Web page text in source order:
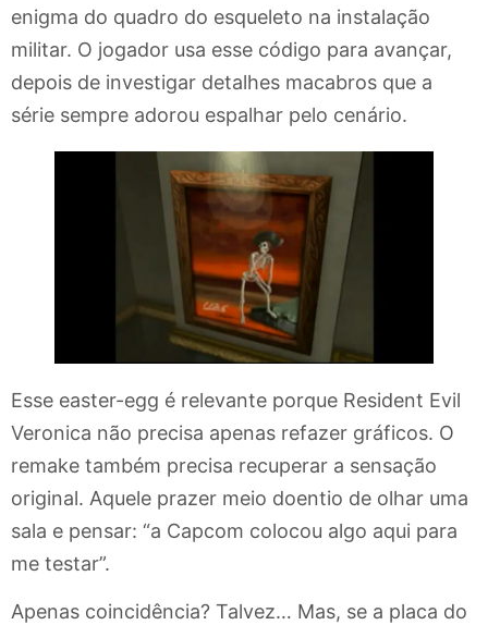
enigma do quadro do esqueleto na instalação
militar. O jogador usa esse código para avançar,
depois de investigar detalhes macabros que a
série sempre adorou espalhar pelo cenário.
Esse easter-egg é relevante porque Resident Evil
Veronica não precisa apenas refazer gráficos. O
remake também precisa recuperar a sensação
original. Aquele prazer meio doentio de olhar uma
sala e pensar: “a Capcom colocou algo aqui para
me testar”.
Apenas coincidência? Talvez… Mas, se a placa do